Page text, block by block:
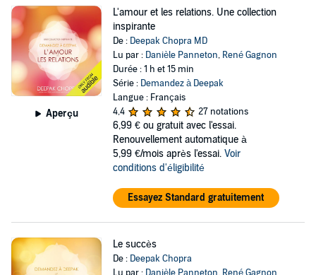
Aperçu
L'amour et les relations. Une collection
inspirante
De : Deepak Chopra MD
Lu par : Danièle Panneton, René Gagnon
Durée : 1 h et 15 min
Série : Demandez à Deepak
Langue : Français
4,4
27 notations
6,99 € ou gratuit avec l'essai.
Renouvellement automatique à
5,99 €/mois après l'essai. Voir
conditions d'éligibilité
Essayez Standard gratuitement
Le succès
De : Deepak Chopra